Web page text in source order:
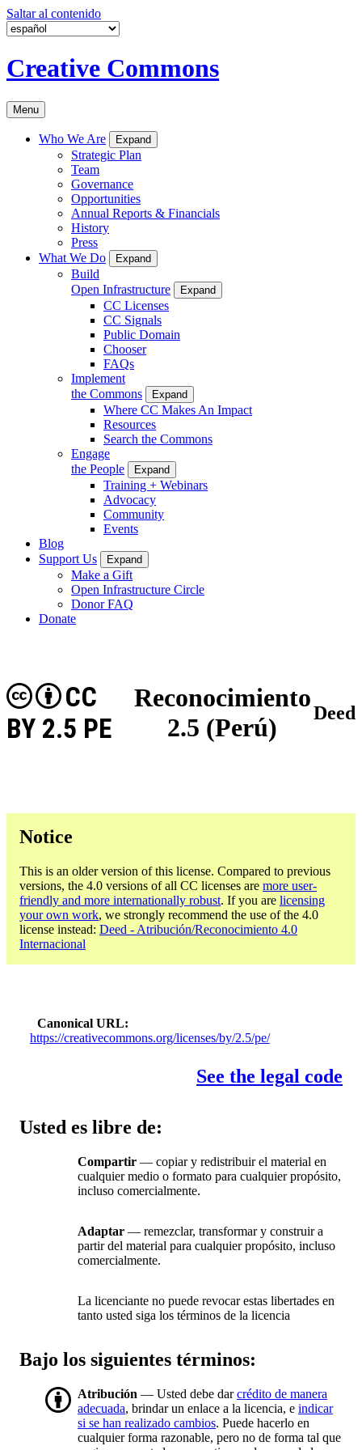
Saltar al contenido
Creative Commons
Menu
Who We Are Expand
Strategic Plan
Team
Governance
Opportunities
Annual Reports & Financials
History
Press
What We Do
Expand
Build
Open Infrastructure
Expand
CC Licenses
CC Signals
Public Domain
Chooser
FAQs
Implement
the Commons
Expand
Where CC Makes An Impact
Resources
Search the Commons
Engage
the People
Expand
Training + Webinars
Advocacy
Community
Events
Blog
Support Us
Expand
Make a Gift
Open Infrastructure Circle
Donor FAQ
Donate
Reconocimiento
2.5 (Perú)
CC
BY 2.5 PE
Deed
Notice
This is an older version of this license. Compared to previous
versions, the 4.0 versions of all CC licenses are more user-
friendly and more internationally robust. If you are licensing
your own work, we strongly recommend the use of the 4.0
license instead: Deed - Atribución/Reconocimiento 4.0
Internacional
Canonical URL
https://creativecommons.org/licenses/by/2.5/pe/
See the legal code
Usted es libre de:
Compartir — copiar y redistribuir el material en
cualquier medio o formato para cualquier propósito,
incluso comercialmente.
Adaptar — remezclar, transformar y construir a
partir del material para cualquier propósito, incluso
comercialmente.
La licenciante no puede revocar estas libertades en
tanto usted siga los términos de la licencia
Bajo los siguientes términos:
Atribución — Usted debe darcrédito de manera
adecuada, brindar un enlace a la licencia, e indicar
si se han realizado cambios. Puede hacerlo en
cualquier forma razonable, pero no de forma tal que